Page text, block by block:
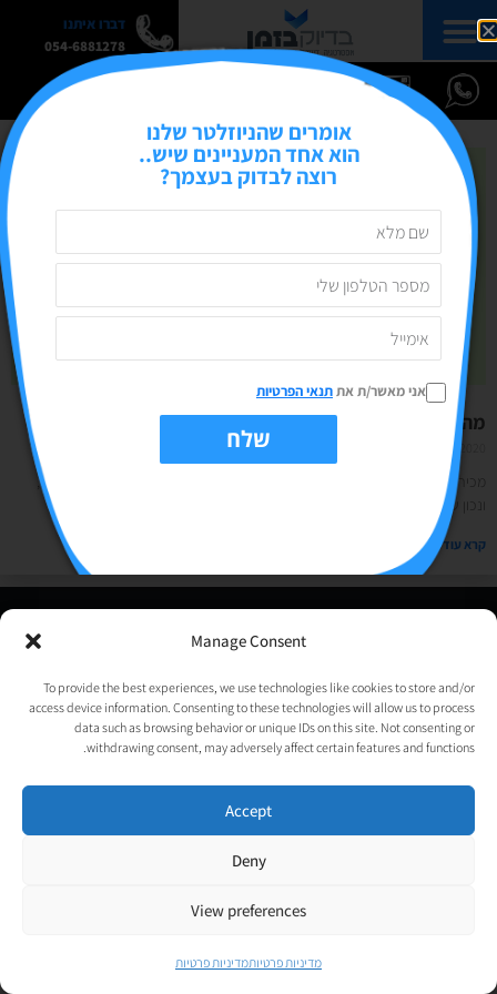
Manage Consent
To provide the best experiences, we use technologies like cookies to store and/or
access device information. Consenting to these technologies will allow us to process
data such as browsing behavior or unique IDs on this site. Not consenting or
withdrawing consent, may adversely affect certain features and functions.
Accept
Deny
View preferences
מדיניות פרטיותמדיניות פרטיות
דברו איתנו
054-6881278
מה או איך? מעורבות איכותנית מול כמותנית
02/11/2020
מכירים את זה שאתם שואלים שאלה באיזו קבוצה או בפוסט בעמוד העסקי שלכם,
ונכון שקיבלתם מלא תשובות אבל הן של מילה אחת או גג 2,
קרא עוד »
, העסק החברתי לבניית אתרים | עיצוב וגרפיקה:
psycat
אומרים שהניוזלטר שלנו
הוא אחד המעניינים שיש..
רוצה לבדוק בעצמך?
אני מאשר/ת אתתנאי הפרטיות
שלח